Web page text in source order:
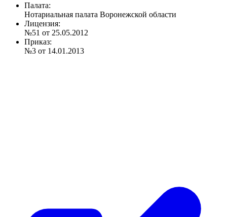
Палата:
Нотариальная палата Воронежской области
Лицензия:
№51 от 25.05.2012
Приказ:
№3 от 14.01.2013